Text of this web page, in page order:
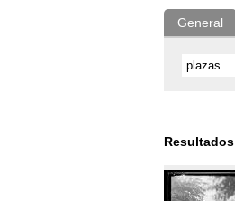
General
Resultados